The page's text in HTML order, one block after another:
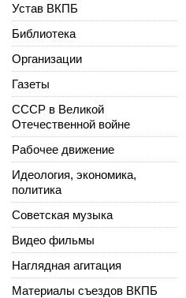
Устав ВКПБ
Библиотека
Организации
Газеты
СССР в Великой
Отечественной войне
Рабочее движение
Идеология, экономика,
политика
Советская музыка
Видео фильмы
Наглядная агитация
Материалы съездов ВКПБ